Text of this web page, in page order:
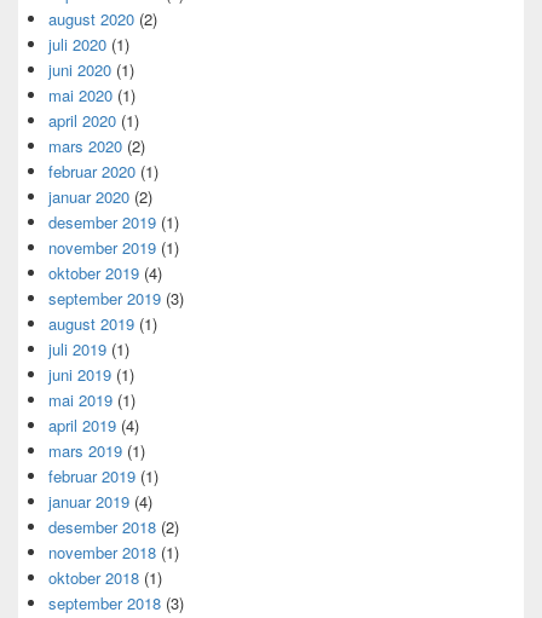
august 2020 (2)
juli 2020 (1)
juni 2020 (1)
mai 2020 (1)
april 2020 (1)
mars 2020 (2)
februar 2020 (1)
januar 2020 (2)
desember 2019 (1)
november 2019 (1)
oktober 2019 (4)
september 2019 (3)
august 2019 (1)
juli 2019 (1)
juni 2019 (1)
mai 2019 (1)
april 2019 (4)
mars 2019 (1)
februar 2019 (1)
januar 2019 (4)
desember 2018 (2)
november 2018 (1)
oktober 2018 (1)
september 2018 (3)